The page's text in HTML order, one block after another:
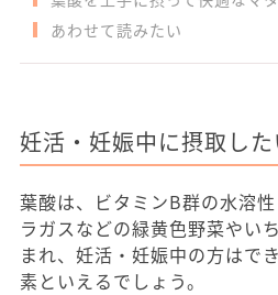
あわせて読みたい
妊活・妊娠中に摂取し
葉酸は、ビタミンB群の水溶
ラガスなどの緑黄色野菜やい
まれ、妊活・妊娠中の方はで
素といえるでしょう。